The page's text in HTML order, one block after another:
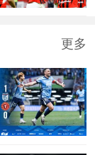
更多